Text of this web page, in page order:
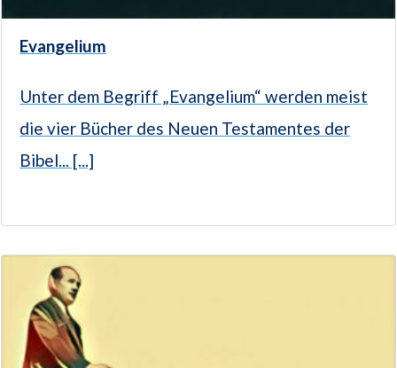
Evangelium
Unter dem Begriff „Evangelium“ werden meist
die vier Bücher des Neuen Testamentes der
Bibel... [...]